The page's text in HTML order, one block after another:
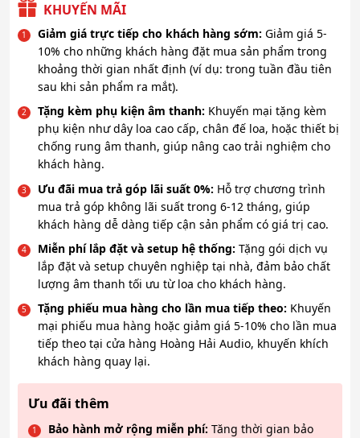
KHUYẾN MÃI
Giảm giá trực tiếp cho khách hàng sớm: Giảm giá 5-
10% cho những khách hàng đặt mua sản phẩm trong
khoảng thời gian nhất định (ví dụ: trong tuần đầu tiên
sau khi sản phẩm ra mắt).
Tặng kèm phụ kiện âm thanh: Khuyến mại tặng kèm
phụ kiện như dây loa cao cấp, chân đế loa, hoặc thiết bị
chống rung âm thanh, giúp nâng cao trải nghiệm cho
khách hàng.
Ưu đãi mua trả góp lãi suất 0%: Hỗ trợ chương trình
mua trả góp không lãi suất trong 6-12 tháng, giúp
khách hàng dễ dàng tiếp cận sản phẩm có giá trị cao.
Miễn phí lắp đặt và setup hệ thống: Tặng gói dịch vụ
lắp đặt và setup chuyên nghiệp tại nhà, đảm bảo chất
lượng âm thanh tối ưu từ loa cho khách hàng.
Tặng phiếu mua hàng cho lần mua tiếp theo: Khuyến
mại phiếu mua hàng hoặc giảm giá 5-10% cho lần mua
tiếp theo tại cửa hàng Hoàng Hải Audio, khuyến khích
khách hàng quay lại.
Ưu đãi thêm
Bảo hành mở rộng miễn phí: Tăng thời gian bảo